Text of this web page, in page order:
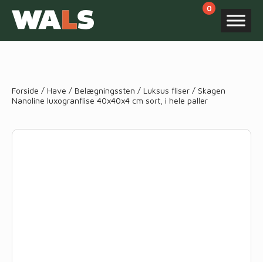
Forside / Have / Belægningssten / Luksus fliser / Skagen
Nanoline luxogranflise 40x40x4 cm sort, i hele paller